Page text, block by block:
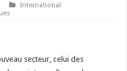
International
secteur, celui des